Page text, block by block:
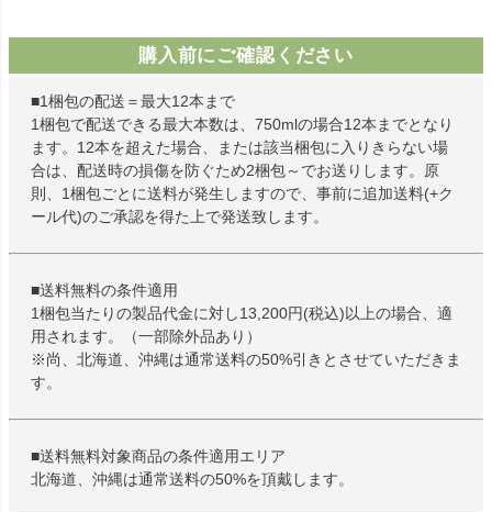
購入前にご確認ください
■1梱包の配送＝最大12本まで
1梱包で配送できる最大本数は、750mlの場合12本までとなり
ます。12本を超えた場合、または該当梱包に入りきらない場
合は、配送時の損傷を防ぐため2梱包～でお送りします。原
則、1梱包ごとに送料が発生しますので、事前に追加送料(+ク
ール代)のご承認を得た上で発送致します。
■送料無料の条件適用
1梱包当たりの製品代金に対し13,200円(税込)以上の場合、適
用されます。（一部除外品あり）
※尚、北海道、沖縄は通常送料の50%引きとさせていただきま
す。
■送料無料対象商品の条件適用エリア
北海道、沖縄は通常送料の50%を頂戴します。